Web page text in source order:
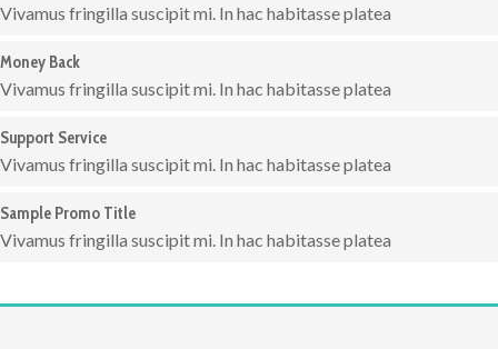
Vivamus fringilla suscipit mi. In hac habitasse platea
Money Back
Vivamus fringilla suscipit mi. In hac habitasse platea
Support Service
Vivamus fringilla suscipit mi. In hac habitasse platea
Sample Promo Title
Vivamus fringilla suscipit mi. In hac habitasse platea